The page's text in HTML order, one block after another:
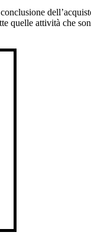
quelle attività che